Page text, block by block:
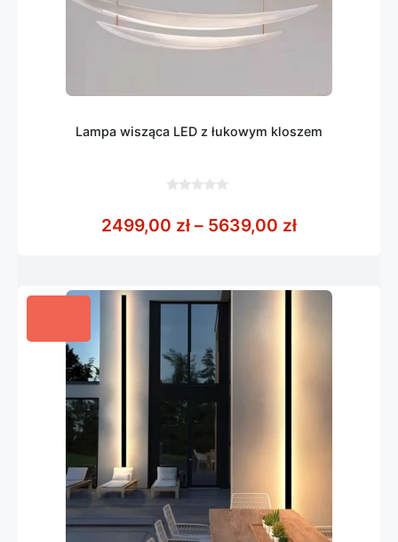
Lampa wisząca LED z łukowym kloszem
5
2499,00 zł – 5639,00 złZakres cen: